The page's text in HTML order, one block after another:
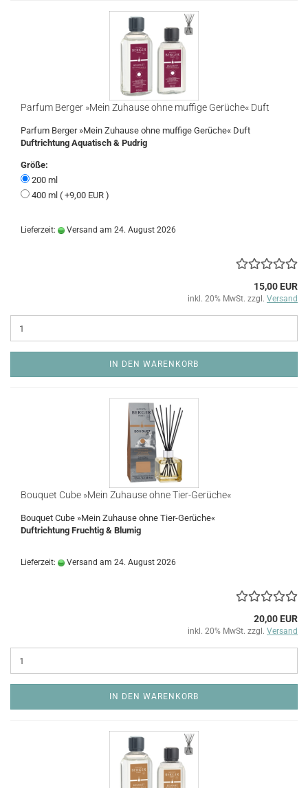
Parfum Berger »Mein Zuhause ohne muffige Gerüche« Duft
Parfum Berger »Mein Zuhause ohne muffige Gerüche« Duft
Duftrichtung Aquatisch & Pudrig
Größe:
200 ml
400 ml ( +9,00 EUR )
Lieferzeit: Versand am 24. August 2026
15,00 EUR
inkl. 20% MwSt. zzgl. Versand
IN DEN WARENKORB
Bouquet Cube »Mein Zuhause ohne Tier-Gerüche«
Bouquet Cube »Mein Zuhause ohne Tier-Gerüche«
Duftrichtung Fruchtig & Blumig
Lieferzeit: Versand am 24. August 2026
20,00 EUR
inkl. 20% MwSt. zzgl. Versand
IN DEN WARENKORB